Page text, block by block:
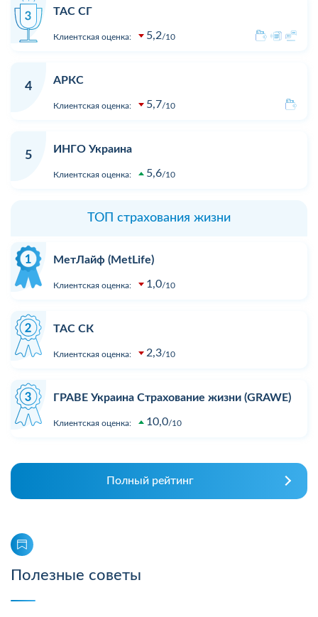
ТАС СГ
Клиентская оценка: 5,2 10
4
АРКС
Клиентская оценка: 5,7 10
5
ИНГО Украина
Клиентская оценка: 5,6 10
ТОП страхования жизни
МетЛайф (MetLife)
Клиентская оценка: 1,0 10
ТАС СК
Клиентская оценка: 2,3 10
ГРАВЕ Украина Страхование жизни (GRAWE)
Клиентская оценка: 10,0 10
Полный рейтинг
Полезные советы